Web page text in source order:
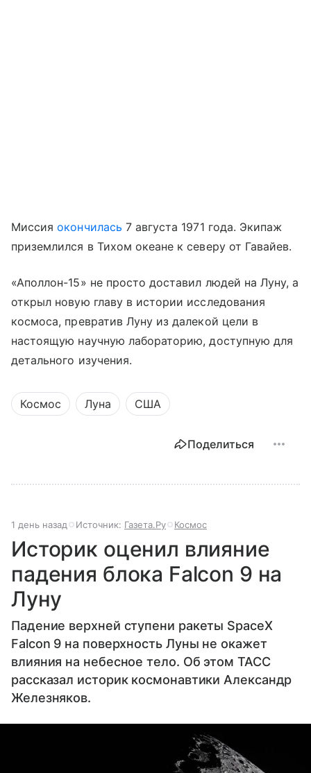
Миссияокончилась 7 августа 1971 года. Экипаж
приземлился в Тихом океане к северу от Гавайев.
«Аполлон-15» не просто доставил людей на Луну, а
открыл новую главу в истории исследования
космоса, превратив Луну из далекой цели в
настоящую научную лабораторию, доступную для
детального изучения.
Космос Луна США
Поделиться
1 день назад Источник: Газета.Ру Космос
Историк оценил влияние
падения блока Falcon 9 на
Луну
Падение верхней ступени ракеты SpaceX
Falcon 9 на поверхность Луны не окажет
влияния на небесное тело. Об этом ТАСС
рассказал историк космонавтики Александр
Железняков.